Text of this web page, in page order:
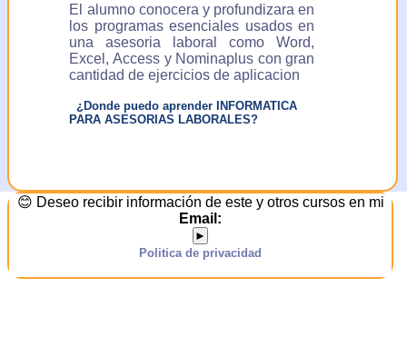
El alumno conocera y profundizara en
los programas esenciales usados en
una asesoria laboral como Word,
Excel, Access y Nominaplus con gran
cantidad de ejercicios de aplicacion
¿Donde puedo aprender INFORMATICA
PARA ASESORIAS LABORALES?
😊 Deseo recibir información de este y otros cursos en mi
Email:
►
Politica de privacidad
comunicandolo por email
a:
ceintec@ceintec.com
o por escrito a: Centro
para la Introducción de
Ercilla 42-44 (Galerías
Isalo) - 48011 Bilbao-